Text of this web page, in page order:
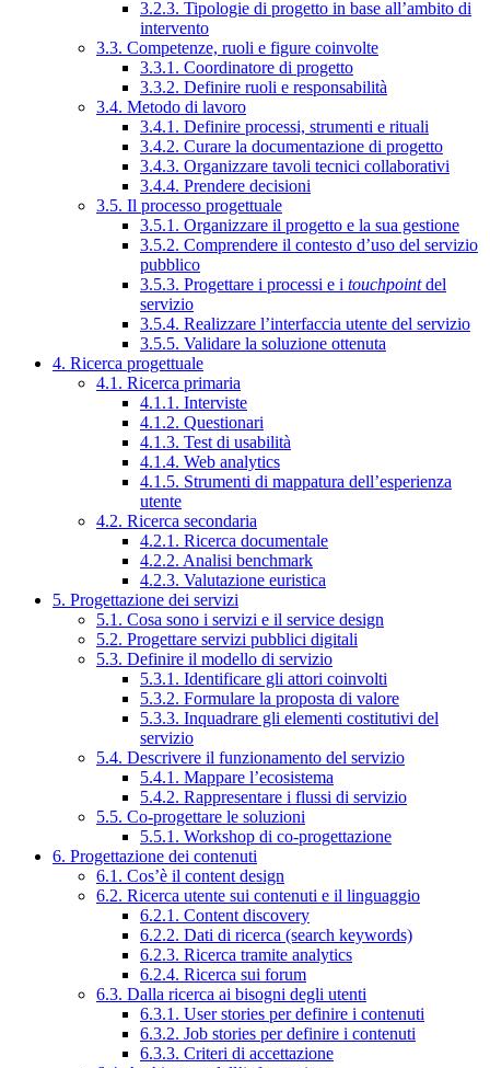
3.2.3. Tipologie di progetto in base all’ambito di
intervento
3.3. Competenze, ruoli e figure coinvolte
3.3.1. Coordinatore di progetto
3.3.2. Definire ruoli e responsabilità
3.4. Metodo di lavoro
3.4.1. Definire processi, strumenti e rituali
3.4.2. Curare la documentazione di progetto
3.4.3. Organizzare tavoli tecnici collaborativi
3.4.4. Prendere decisioni
3.5. Il processo progettuale
3.5.1. Organizzare il progetto e la sua gestione
3.5.2. Comprendere il contesto d’uso del servizio
pubblico
3.5.3. Progettare i processi e i touchpointdel
servizio
3.5.4. Realizzare l’interfaccia utente del servizio
3.5.5. Validare la soluzione ottenuta
4. Ricerca progettuale
4.1. Ricerca primaria
4.1.1. Interviste
4.1.2. Questionari
4.1.3. Test di usabilità
4.1.4. Web analytics
4.1.5. Strumenti di mappatura dell’esperienza
utente
4.2. Ricerca secondaria
4.2.1. Ricerca documentale
4.2.2. Analisi benchmark
4.2.3. Valutazione euristica
5. Progettazione dei servizi
5.1. Cosa sono i servizi e il service design
5.2. Progettare servizi pubblici digitali
5.3. Definire il modello di servizio
5.3.1. Identificare gli attori coinvolti
5.3.2. Formulare la proposta di valore
5.3.3. Inquadrare gli elementi costitutivi del
servizio
5.4. Descrivere il funzionamento del servizio
5.4.1. Mappare l’ecosistema
5.4.2. Rappresentare i flussi di servizio
5.5. Co-progettare le soluzioni
5.5.1. Workshop di co-progettazione
6. Progettazione dei contenuti
6.1. Cos’è il content design
6.2. Ricerca utente sui contenuti e il linguaggio
6.2.1. Content discovery
6.2.2. Dati di ricerca (search keywords)
6.2.3. Ricerca tramite analytics
6.2.4. Ricerca sui forum
6.3. Dalla ricerca ai bisogni degli utenti
6.3.1. User stories per definire i contenuti
6.3.2. Job stories per definire i contenuti
6.3.3. Criteri di accettazione